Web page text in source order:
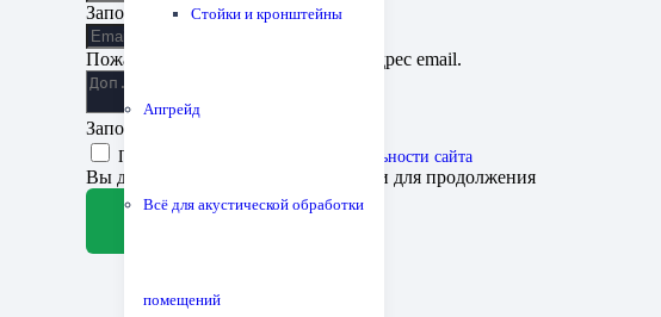
Стойки и кронштейны
Апгрейд
Всё для акустической обработки
помещений
Заполните поле
Пожалуйста, введите корректный адрес email.
Заполните поле
Принимаю политику конфиденциальности сайта
Вы должны согласиться с условиями для продолжения